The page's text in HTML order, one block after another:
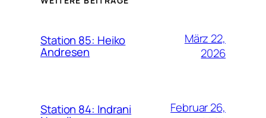
Station 85: Heiko
Andresen
März 22,
2026
Station 84: Indrani
Februar 26,